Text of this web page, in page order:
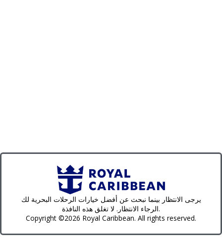
يرجى الانتظار بينما نبحث عن أفضل خيارات الرحلات البحرية لك
الرجاء الانتظار. لا تغلق هذه النافذة.
Copyright ©2026 Royal Caribbean. All rights reserved.